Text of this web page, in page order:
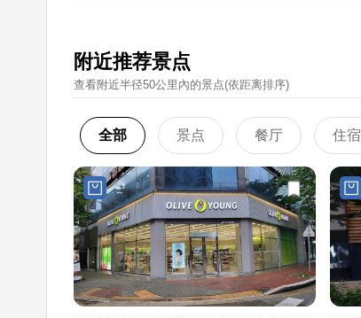
附近推荐景点
查看附近半径50公里內的景点(依距离排序)
全部 景点 餐厅 住宿